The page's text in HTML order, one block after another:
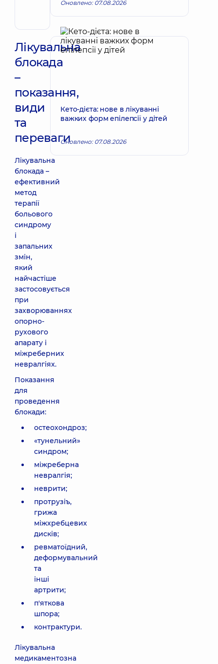
Хірург
Лікувальна
блокада
–
показання,
види
та
переваги
Лікувальна
блокада –
ефективний
метод
терапії
больового
синдрому
і
запальних
змін,
який
найчастіше
застосовується
при
захворюваннях
опорно-
рухового
апарату і
міжреберних
невралгіях.
Показання
для
проведення
блокади:
остеохондроз;
«тунельний»
синдром;
міжреберна
невралгія;
неврити;
протрузіъ,
грижа
міжхребцевих
дисків;
ревматоїдний,
деформувальний
та
інші
артрити;
п'яткова
шпора;
контрактури.
Лікувальна
медикаментозна
Оновлено: 07.08.2026
Кето-дієта: нове в лікуванні
важких форм епілепсії у дітей
Оновлено: 07.08.2026